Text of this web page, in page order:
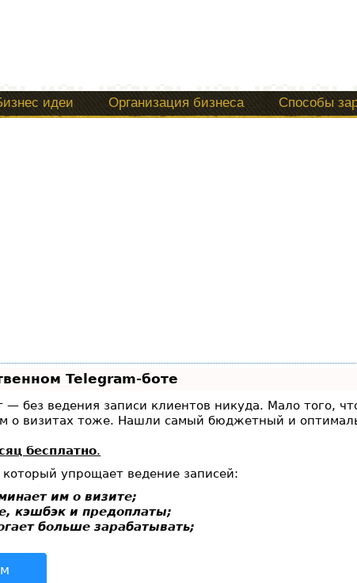
идеи Организация бизнеса Способы
Telegram-боте
— без ведения записи клиентов никуда. Мало того,
о визитах тоже. Нашли самый бюджетный и
бесплатно.
упрощает ведение записей:
им о визите;
кэшбэк и предоплаты;
больше зарабатывать;